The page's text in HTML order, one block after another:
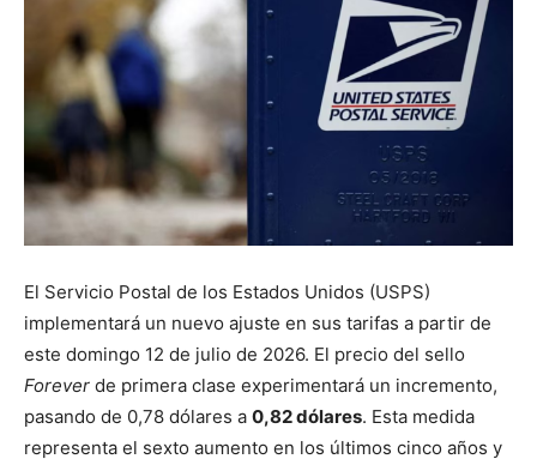
El Servicio Postal de los Estados Unidos (USPS)
implementará un nuevo ajuste en sus tarifas a partir de
este domingo 12 de julio de 2026. El precio del sello
Forever de primera clase experimentará un incremento,
pasando de 0,78 dólares a 0,82 dólares. Esta medida
representa el sexto aumento en los últimos cinco años y